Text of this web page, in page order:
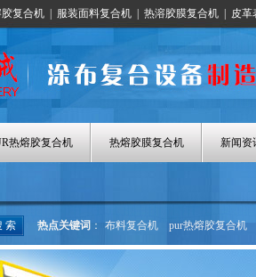
复合机 服装面料复合机 热溶胶膜复合机 皮革
热熔胶复合机 热熔胶膜复合机 新闻资
热点关键词 ： 布料复合机 pur热熔胶复合机
热熔胶涂布机
热熔胶膜复合机